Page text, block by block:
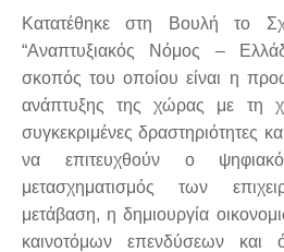
Επικοινωνία
Κατατέθηκε στη Βουλή το
“Αναπτυξιακός Νόμος –
σκοπός του οποίου είναι η
ανάπτυξης της χώρας με τη
συγκεκριμένες δραστηριότητες
να επιτευχθούν ο
μετασχηματισμός των
μετάβαση, η δημιουργία
καινοτόμων επενδύσεων και